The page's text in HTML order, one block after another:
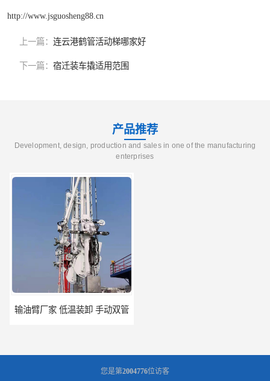
http://www.jsguosheng88.cn
上一篇： 连云港鹤管活动梯哪家好
下一篇： 宿迁装车撬适用范围
产品推荐
Development, design, production and sales in one of the manufacturing
enterprises
输油臂厂家 低温装卸 手动双管
您是第2004776位访客